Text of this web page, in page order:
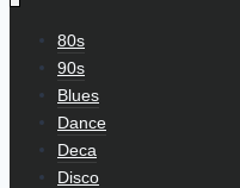
80s
90s
Blues
Dance
Deca
Disco